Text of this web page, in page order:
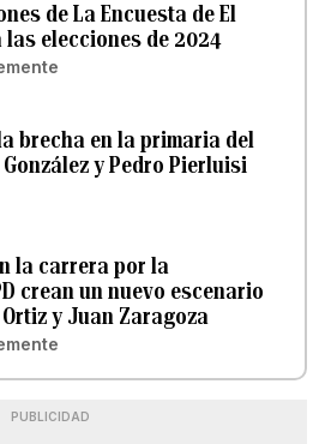
de La Encuesta de El
las elecciones de 2024
brecha en la primaria del
y Pedro Pierluisi
la carrera por la
crean un nuevo escenario
y Juan Zaragoza
PUBLICIDAD